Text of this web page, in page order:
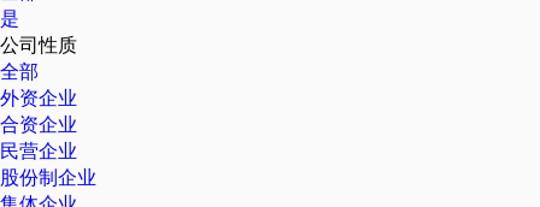
是
公司性质
全部
外资企业
合资企业
民营企业
股份制企业